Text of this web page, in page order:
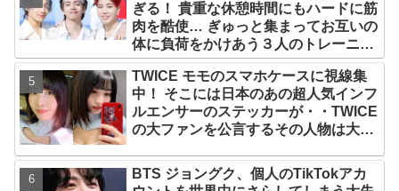
ぎる！ 貴重な休憩時間にもハードに筋
肉を酷使… ぎゅっと集まってお互いの
体に負荷をかけあう３人のトレーニン
グ風景がかわいすぎるとファンくぎづ
け
TWICE モモのスマホケースに視線集
中！ そこには日本のあの超人気インフ
ルエンサーのステッカーが・・TWICE
の大ファンを公言するその人物は大よ
と話題沸騰
BTS ジョングク、個人のTikTokアカ